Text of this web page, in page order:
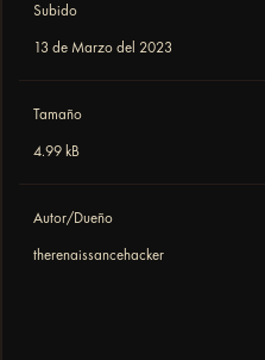
Subido
13 de Marzo del 2023
Tamaño
4.99 kB
Autor/Dueño
therenaissancehacker